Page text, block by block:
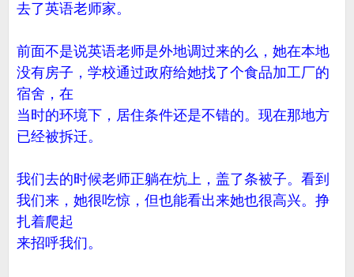
去了英语老师家。
前面不是说英语老师是外地调过来的么，她在本地
没有房子，学校通过政府给她找了个食品加工厂的
宿舍，在
当时的环境下，居住条件还是不错的。现在那地方
已经被拆迁。
我们去的时候老师正躺在炕上，盖了条被子。看到
我们来，她很吃惊，但也能看出来她也很高兴。挣
扎着爬起
来招呼我们。